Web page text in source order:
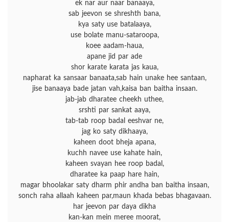
ek nar aur naar banaaya,
sab jeevon se shreshth bana,
kya saty use batalaaya,
use bolate manu-sataroopa,
koee aadam-haua,
apane jid par ade
shor karate karata jas kaua,
napharat ka sansaar banaata,sab hain unake hee santaan,
jise banaaya bade jatan vah,kaisa ban baitha insaan.
jab-jab dharatee cheekh uthee,
srshti par sankat aaya,
tab-tab roop badal eeshvar ne,
jag ko saty dikhaaya,
kaheen doot bheja apana,
kuchh navee use kahate hain,
kaheen svayan hee roop badal,
dharatee ka paap hare hain,
magar bhoolakar saty dharm phir andha ban baitha insaan,
sonch raha allaah kaheen par,maun khada bebas bhagavaan.
har jeevon par daya dikha
kan-kan mein meree moorat,